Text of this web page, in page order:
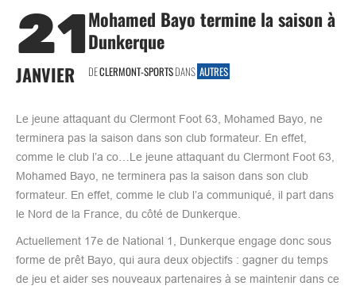
21
JANVIER
Mohamed Bayo termine la saison à
Dunkerque
DECLERMONT-SPORTSDANS AUTRES
Le jeune attaquant du Clermont Foot 63, Mohamed Bayo, ne
terminera pas la saison dans son club formateur. En effet,
comme le club l’a co…Le jeune attaquant du Clermont Foot 63,
Mohamed Bayo, ne terminera pas la saison dans son club
formateur. En effet, comme le club l’a communiqué, il part dans
le Nord de la France, du côté de Dunkerque.
Actuellement 17e de National 1, Dunkerque engage donc sous
forme de prêt Bayo, qui aura deux objectifs : gagner du temps
de jeu et aider ses nouveaux partenaires à se maintenir dans ce